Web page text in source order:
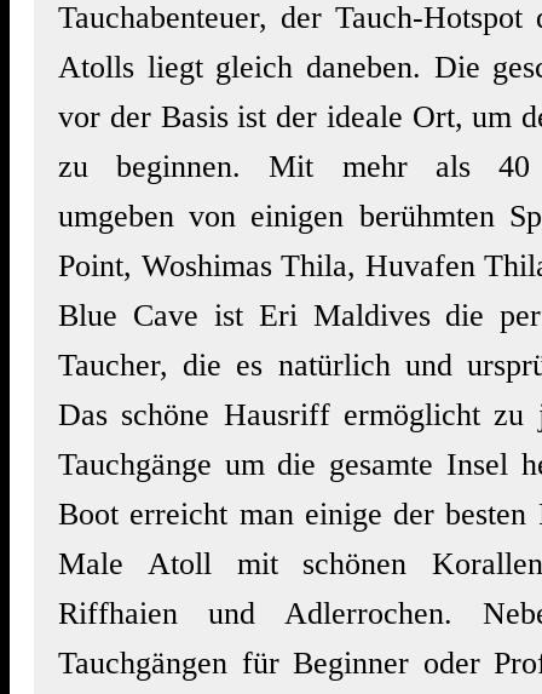
Tauchabenteuer, der Tauch-
Atolls liegt gleich daneben. Die
vor der Basis ist der ideale Ort, um
zu beginnen. Mit mehr als 40
umgeben von einigen berühmten
Point, Woshimas Thila, Huvafen
Blue Cave ist Eri Maldives die
Taucher, die es natürlich und
Das schöne Hausriff ermöglicht zu
Tauchgänge um die gesamte Insel
Boot erreicht man einige der
Male Atoll mit schönen
Riffhaien und Adlerrochen.
Tauchgängen für Beginner oder